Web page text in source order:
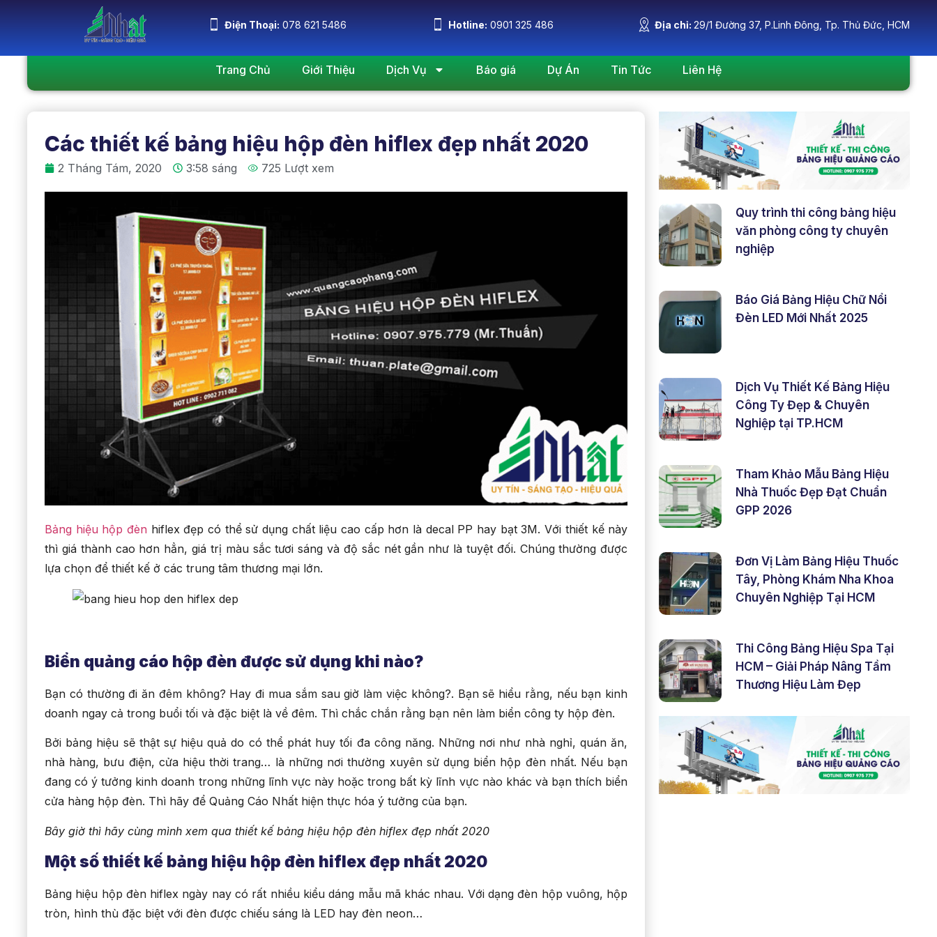
Điện Thoại: 078 621 5486 Hotline: 0901 325 486 Địa chỉ: 29/1 Đường 37, P.Linh Đông, Tp. Thủ Đức, HCM
Trang Chủ Giới Thiệu Dịch Vụ Báo giá Dự Án Tin Tức Liên Hệ
Các thiết kế bảng hiệu hộp đèn hiflex đẹp nhất 2020
2 Tháng Tám, 2020 3:58 sáng 725 Lượt xem
Bảng hiệu hộp đèn hiflex đẹp có thể sử dụng chất liệu cao cấp hơn là decal PP hay bạt 3M. Với thiết kế này
thì giá thành cao hơn hẳn, giá trị màu sắc tươi sáng và độ sắc nét gần như là tuyệt đối. Chúng thường được
lựa chọn để thiết kế ở các trung tâm thương mại lớn.
Biển quảng cáo hộp đèn được sử dụng khi nào?
Bạn có thường đi ăn đêm không? Hay đi mua sắm sau giờ làm việc không?. Bạn sẽ hiểu rằng, nếu bạn kinh
doanh ngay cả trong buổi tối và đặc biệt là về đêm. Thì chắc chắn rằng bạn nên làm biển công ty hộp đèn.
Bởi bảng hiệu sẽ thật sự hiệu quả do có thể phát huy tối đa công năng. Những nơi như nhà nghỉ, quán ăn,
nhà hàng, bưu điện, cửa hiệu thời trang… là những nơi thường xuyên sử dụng biển hộp đèn nhất. Nếu bạn
đang có ý tưởng kinh doanh trong những lĩnh vực này hoặc trong bất kỳ lĩnh vực nào khác và bạn thích biển
cửa hàng hộp đèn. Thì hãy để Quảng Cáo Nhất hiện thực hóa ý tưởng của bạn.
Bây giờ thì hãy cùng mình xem qua thiết kế bảng hiệu hộp đèn hiflex đẹp nhất 2020
Một số thiết kế bảng hiệu hộp đèn hiflex đẹp nhất 2020
Bảng hiệu hộp đèn hiflex ngày nay có rất nhiều kiểu dáng mẫu mã khác nhau. Với dạng đèn hộp vuông, hộp
tròn, hình thù đặc biệt với đèn được chiếu sáng là LED hay đèn neon…
Quy trình thi công bảng hiệu
văn phòng công ty chuyên
nghiệp
Báo Giá Bảng Hiệu Chữ Nổi
Đèn LED Mới Nhất 2025
Dịch Vụ Thiết Kế Bảng Hiệu
Công Ty Đẹp & Chuyên
Nghiệp tại TP.HCM
Tham Khảo Mẫu Bảng Hiệu
Nhà Thuốc Đẹp Đạt Chuẩn
GPP 2026
Đơn Vị Làm Bảng Hiệu Thuốc
Tây, Phòng Khám Nha Khoa
Chuyên Nghiệp Tại HCM
Thi Công Bảng Hiệu Spa Tại
HCM – Giải Pháp Nâng Tầm
Thương Hiệu Làm Đẹp